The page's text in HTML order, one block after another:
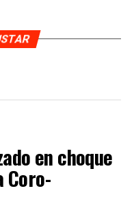
en choque
Coro-